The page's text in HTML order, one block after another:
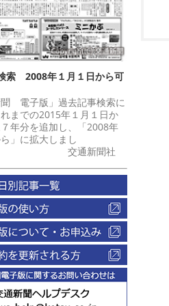
索 2008年１月１日から可
電子版」過去記事検索に
までの2015年１月１日か
年分を追加し、「2008年
」に拡大しまし
交通新聞社